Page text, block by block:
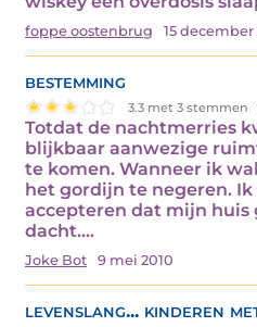
foppe oostenbrug 15 december
bestemming
3.3 met 3 stemmen
Totdat de nachtmerries
blijkbaar aanwezige
te komen. Wanneer ik
het gordijn te negeren.
accepteren dat mijn huis
dacht.…
Joke Bot 9 mei 2010
levenslang... kinderen